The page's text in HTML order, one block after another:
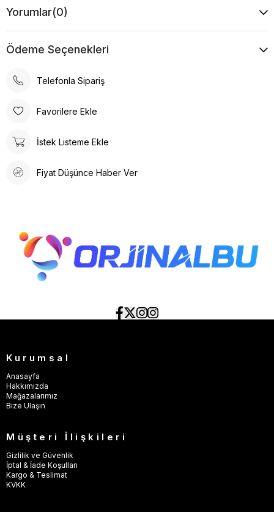
Yorumlar(0)
Ödeme Seçenekleri
Telefonla Sipariş
Favorilere Ekle
İstek Listeme Ekle
Fiyat Düşünce Haber Ver
Kurumsal
Anasayfa
Hakkımızda
Mağazalarımız
Bize Ulaşın
Müşteri İlişkileri
Gizlilik ve Güvenlik
İptal & İade Koşulları
Kargo & Teslimat
KVKK